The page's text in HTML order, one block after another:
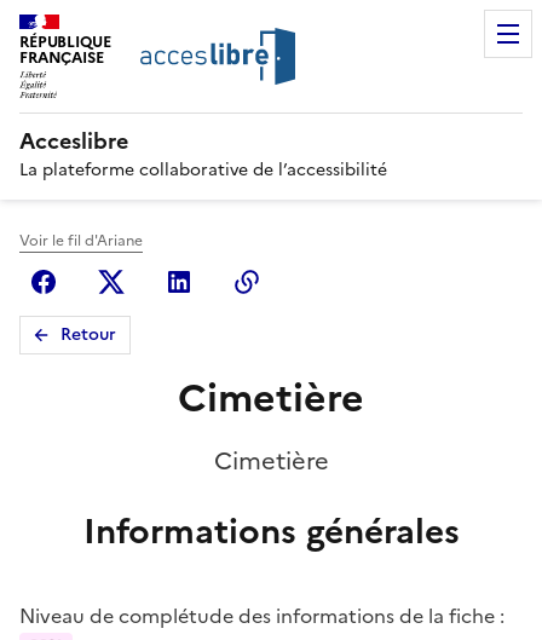
RÉPUBLIQUE
FRANÇAISE
Acceslibre
La plateforme collaborative de l’accessibilité
Voir le fil d'Ariane
FacebookX (anciennement Twitter)
Linkedin
Retour
Cimetière
Cimetière
Informations générales
Niveau de complétude des informations de la fiche :